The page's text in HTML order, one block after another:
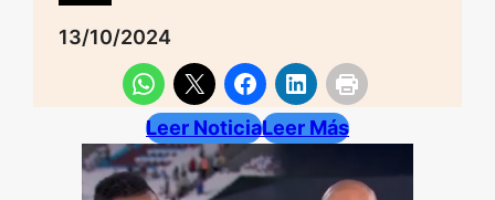
13/10/2024
Leer NoticiaLeer Más